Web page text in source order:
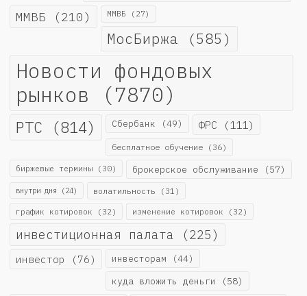
ММВБ (210) ММВБ (27)
МосБиржа (585)
Новости фондовых
рынков (7870)
РТС (814) Сбербанк (49) ФРС (111)
бесплатное обучение (36)
биржевые термины (30) брокерское обслуживание (57)
внутри дня (24) волатильность (31)
график котировок (32) изменение котировок (32)
инвестиционная палата (225)
инвестор (76) инвесторам (44)
куда вложить деньги (58)